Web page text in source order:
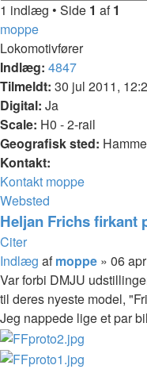
1 indlæg • Side 1 af1
moppe
Lokomotivfører
Indlæg: 4847
Tilmeldt: 30 jul 2011,
Digital: Ja
Scale: H0 - 2-rail
Geografisk sted:
Kontakt:
Kontakt moppe
Websted
Heljan Frichs firkant
Citer
Indlæg afmoppe » 06
Var forbi DMJU
til deres nyeste model,
Jeg nappede lige et par